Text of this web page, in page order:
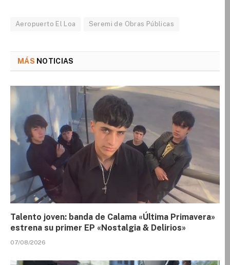
Aeropuerto El Loa Seremi de Obras Públicas
MÁS NOTICIAS
Talento joven: banda de Calama «Última Primavera»
estrena su primer EP «Nostalgia & Delirios»
07/08/2026